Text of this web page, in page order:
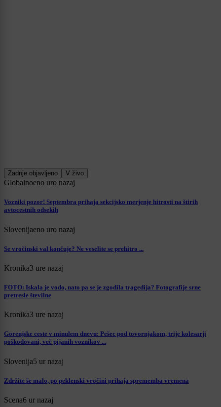
Zadnje objavljeno V živo
Globalnoeno uro nazaj
Vozniki pozor! Septembra prihaja sekcijsko merjenje hitrosti na štirih
avtocestnih odsekih
Slovenijaeno uro nazaj
Se vročinski val končuje? Ne veselite se prehitro ...
Kronika3 ure nazaj
FOTO: Iskala je vodo, nato pa se je zgodila tragedija? Fotografije srne
pretresle številne
Kronika3 ure nazaj
Gorenjske ceste v minulem dnevu: Pešec pod tovornjakom, trije kolesarji
poškodovani, več pijanih voznikov ...
Slovenija5 ur nazaj
Zdržite še malo, po peklenski vročini prihaja sprememba vremena
Scena6 ur nazaj